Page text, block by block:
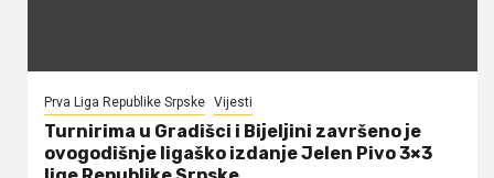
Prva Liga Republike Srpske Vijesti
Turnirima u Gradišci i Bijeljini završeno je
ovogodišnje ligaško izdanje Jelen Pivo 3×3